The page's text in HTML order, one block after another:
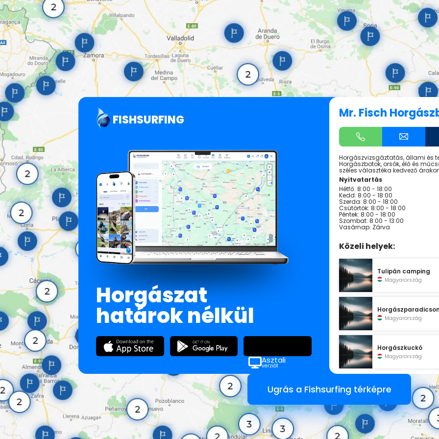
FISHSURFING
Horgászat
határok nélkül
Asztali
verziót
Mr. Fisch
Horgászvizsgáztatás, állami és
Horgászbotok, orsók, élő és
széles választéka kedvező
Nyitvatartás
Hétfő: 8:00 - 18:00
Kedd: 8:00 - 18:00
Szerda: 8:00 - 18:00
Csütörtök: 8:00 - 18:00
Péntek: 8:00 - 18:00
Szombat: 8:00 - 13:00
Vasárnap: Zárva
Közeli helyek:
Tulipán camping
Magyarország
Magyarország
Horgászkuckó
Magyarország
Ugrás a Fishsurfing térképre